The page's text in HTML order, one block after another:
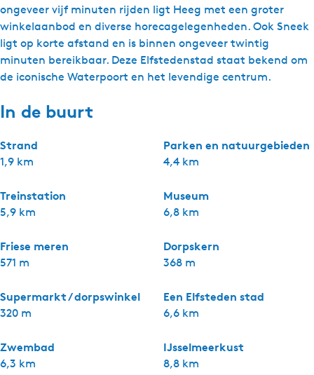
ongeveer vijf minuten rijden ligt Heeg met een groter
winkelaanbod en diverse horecagelegenheden. Ook Sneek
ligt op korte afstand en is binnen ongeveer twintig
minuten bereikbaar. Deze Elfstedenstad staat bekend om
de iconische Waterpoort en het levendige centrum.
In de buurt
Strand
1,9 km
Parken en natuurgebieden
4,4 km
Treinstation
5,9 km
Museum
6,8 km
Friese meren
571 m
Dorpskern
368 m
Supermarkt / dorpswinkel
320 m
Een Elfsteden stad
6,6 km
Zwembad
6,3 km
IJsselmeerkust
8,8 km